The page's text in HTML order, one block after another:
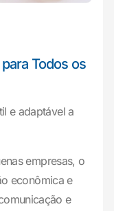
Todos os
e adaptável a
empresas, o
econômica e
e